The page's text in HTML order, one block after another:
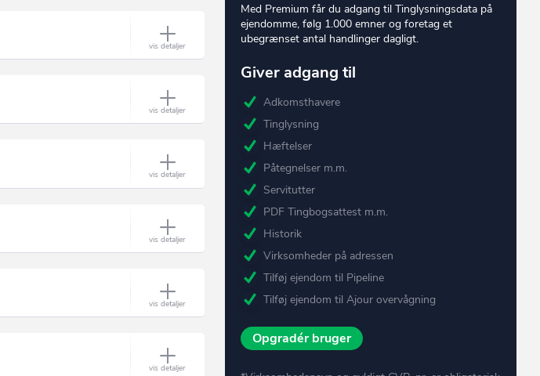
Med Premium får du adgang til Tinglysningsdata på
ejendomme, følg 1.000 emner og foretag et
ubegrænset antal handlinger dagligt.
Giver adgang til
Adkomsthavere
Tinglysning
Hæftelser
Påtegnelser m.m.
Servitutter
PDF Tingbogsattest m.m.
Historik
Virksomheder på adressen
Tilføj ejendom til Pipeline
Tilføj ejendom til Ajour overvågning
Opgradér bruger